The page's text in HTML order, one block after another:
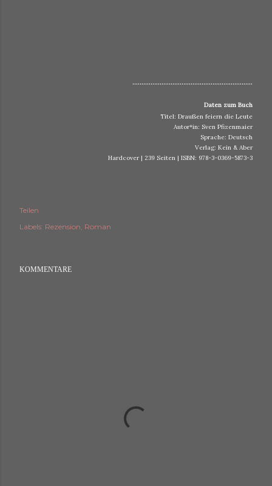
..................................................................
Daten zum Buch
Titel: Draußen feiern die Leute
Autor*in: Sven Pfizenmaier
Sprache: Deutsch
Verlag: Kein & Aber
Hardcover | 239 Seiten | ISBN: 978-3-0369-5873-3
Teilen
Labels: Rezension Roman
KOMMENTARE